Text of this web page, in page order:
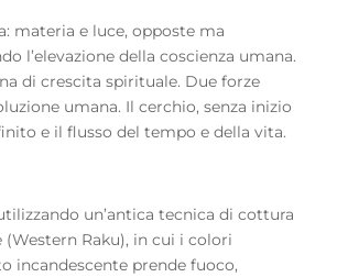
materia e luce, opposte ma
l’elevazione della coscienza umana.
di crescita spirituale. Due forze
umana. Il cerchio, senza inizio
e il flusso del tempo e della vita.
un’antica tecnica di cottura
Raku), in cui i colori
incandescente prende fuoco,